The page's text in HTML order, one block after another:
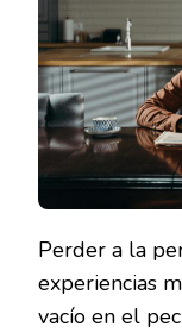
Perder a la
experiencias
vacío en el